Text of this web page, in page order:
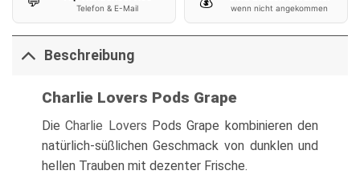
Telefon & E-Mail wenn nicht angekommen
Beschreibung
Charlie Lovers Pods Grape
DieCharlie Lovers Pods Grape kombinieren den
natürlich-süßlichen Geschmack von dunklen und
hellen Trauben mit dezenter Frische.